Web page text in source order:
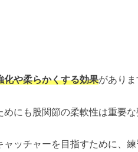
化や柔らかくする効果がありま
にも股関節の柔軟性は重要な
ッチャーを目指すために、